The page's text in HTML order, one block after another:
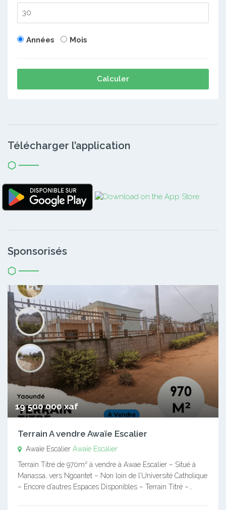
Années Mois
Calculer
Télécharger l’application
Sponsorisés
19 500 000 xaf
Terrain A vendre Awaïe Escalier
Awaïe Escalier Awaïe Escalier
Terrain Titré de 970m² à vendre à Awae Escalier – Situé à
Manassa, vers Ngoantet – Non loin de l’Université Catholique
– Encore d’autres Espaces Disponibles – Terrain Titré –…